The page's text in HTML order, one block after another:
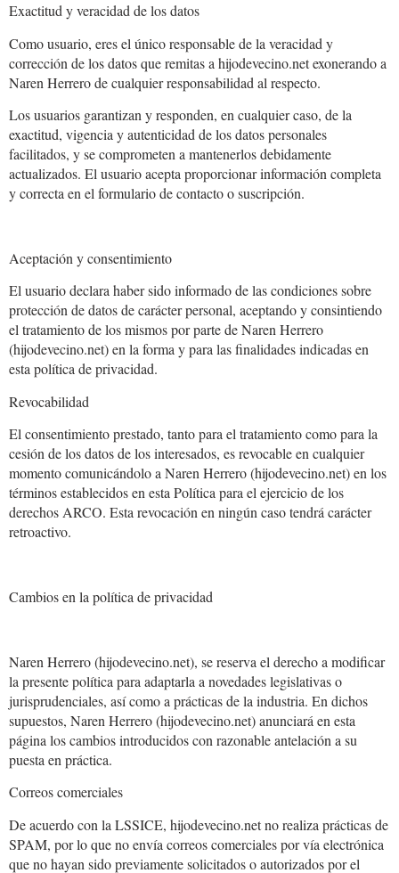
Exactitud y veracidad de los datos
Como usuario, eres el único responsable de la veracidad y
corrección de los datos que remitas a hijodevecino.net exonerando a
Naren Herrero de cualquier responsabilidad al respecto.
Los usuarios garantizan y responden, en cualquier caso, de la
exactitud, vigencia y autenticidad de los datos personales
facilitados, y se comprometen a mantenerlos debidamente
actualizados. El usuario acepta proporcionar información completa
y correcta en el formulario de contacto o suscripción.
Aceptación y consentimiento
El usuario declara haber sido informado de las condiciones sobre
protección de datos de carácter personal, aceptando y consintiendo
el tratamiento de los mismos por parte de Naren Herrero
(hijodevecino.net) en la forma y para las finalidades indicadas en
esta política de privacidad.
Revocabilidad
El consentimiento prestado, tanto para el tratamiento como para la
cesión de los datos de los interesados, es revocable en cualquier
momento comunicándolo a Naren Herrero (hijodevecino.net) en los
términos establecidos en esta Política para el ejercicio de los
derechos ARCO. Esta revocación en ningún caso tendrá carácter
retroactivo.
Cambios en la política de privacidad
Naren Herrero (hijodevecino.net), se reserva el derecho a modificar
la presente política para adaptarla a novedades legislativas o
jurisprudenciales, así como a prácticas de la industria. En dichos
supuestos, Naren Herrero (hijodevecino.net) anunciará en esta
página los cambios introducidos con razonable antelación a su
puesta en práctica.
Correos comerciales
De acuerdo con la LSSICE, hijodevecino.net no realiza prácticas de
SPAM, por lo que no envía correos comerciales por vía electrónica
que no hayan sido previamente solicitados o autorizados por el